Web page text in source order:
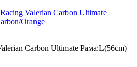
Carbon Ultimate Рама:L(56cm)